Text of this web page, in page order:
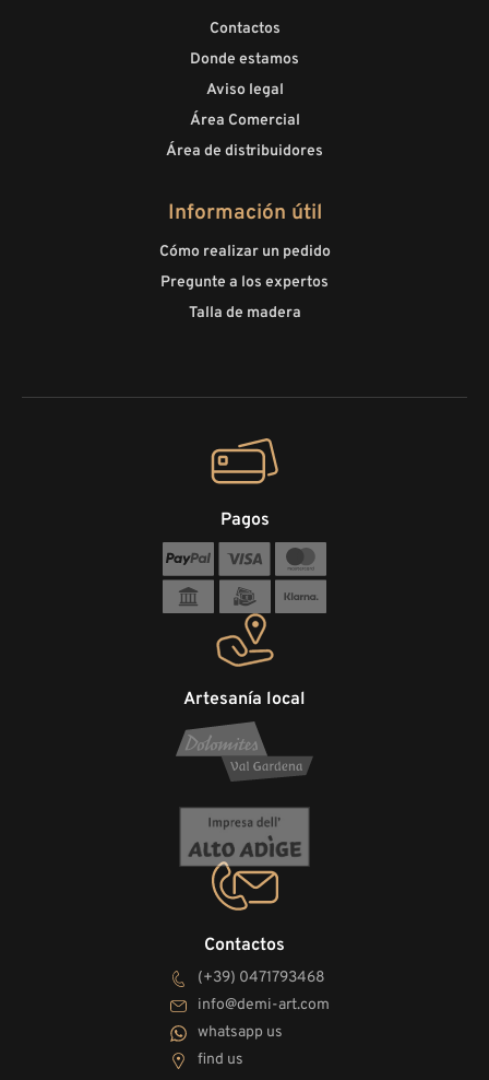
Contactos
Donde estamos
Aviso legal
Área Comercial
Área de distribuidores
Información útil
Cómo realizar un pedido
Pregunte a los expertos
Talla de madera
Contactos
(+39) 0471793468
info@demi-art.com
whatsapp us
find us
Artesanía local
Pagos